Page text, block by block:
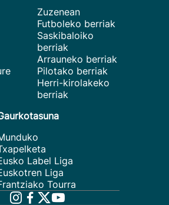
Zuzenean
Futboleko berriak
Saskibaloiko
berriak
Arrauneko berriak
Pilotako berriak
Herri-kirolakeko
berriak
Label Liga
Liga
Tourra